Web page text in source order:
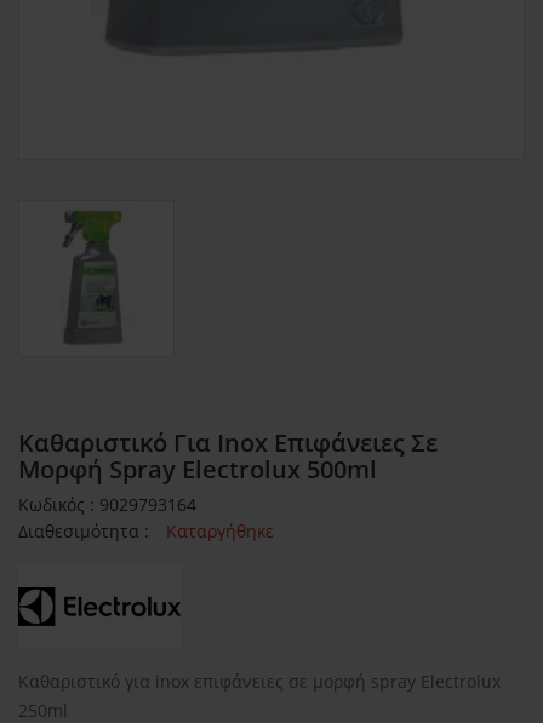
Καθαριστικό Για Inox Επιφάνειες Σε
Μορφή Spray Electrolux 500ml
Κωδικός : 9029793164
Διαθεσιμότητα :
Καταργήθηκε
Καθαριστικό για inox επιφάνειες σε μορφή spray Electrolux
250ml